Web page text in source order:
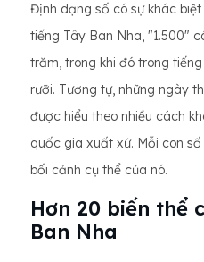
Định dạng số có sự khác
tiếng Tây Ban Nha, "1.500"
trăm, trong khi đó trong
rưỡi. Tương tự, những ngày
được hiểu theo nhiều cách
quốc gia xuất xứ. Mỗi con
bối cảnh cụ thể của nó.
Hơn 20 biến thể
Ban Nha